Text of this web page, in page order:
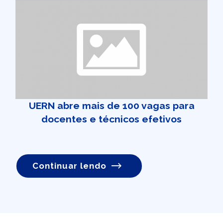
UERN abre mais de 100 vagas para
docentes e técnicos efetivos
Continuar lendo